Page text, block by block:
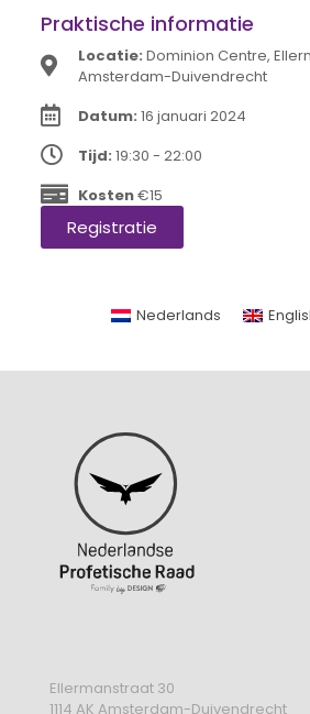
Praktische informatie
Locatie: Dominion Centre,
Amsterdam-Duivendrecht
Datum: 16 januari 2024
Tijd: 19:30 - 22:00
Kosten€15
Registratie
Ellermanstraat 30
1114 AK Amsterdam-Duivendrecht
Nederlands